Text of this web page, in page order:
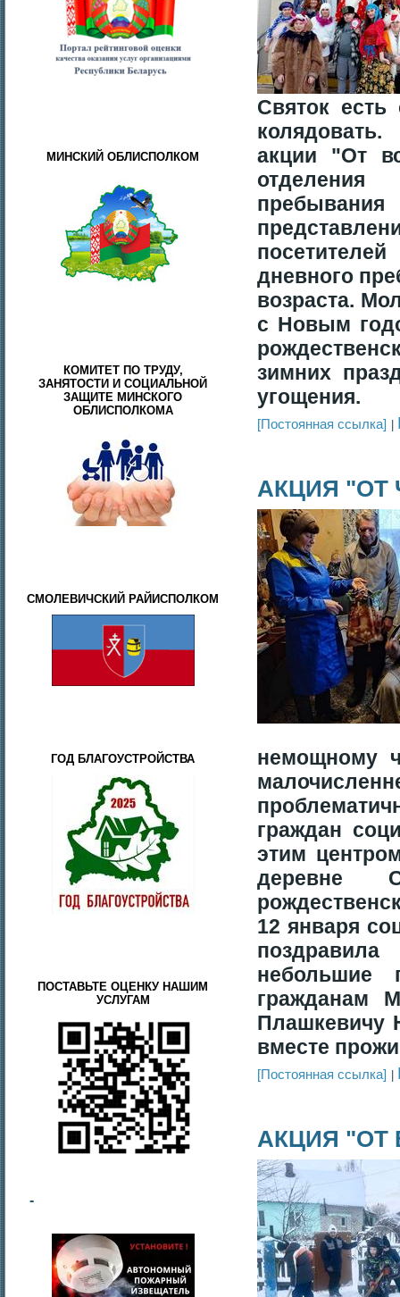
МИНСКИЙ ОБЛИСПОЛКОМ
КОМИТЕТ ПО ТРУДУ,
ЗАНЯТОСТИ И СОЦИАЛЬНОЙ
ЗАЩИТЕ МИНСКОГО
ОБЛИСПОЛКОМА
СМОЛЕВИЧСКИЙ РАЙИСПОЛКОМ
ГОД БЛАГОУСТРОЙСТВА
ПОСТАВЬТЕ ОЦЕНКУ НАШИМ
УСЛУГАМ
-
Святок
акции "От
дневного
возраста.
с Новым
зимних
угощения.
[Постоянная ссылка]
АКЦИЯ "ОТ
немощному
граждан
этим
деревне
12 января
небольшие
гражданам
Плашкевичу
вместе
[Постоянная ссылка]
АКЦИЯ "ОТ